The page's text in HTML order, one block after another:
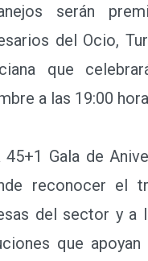
serán
del Ocio,
que
a las 19:00
Gala de
reconocer el
del sector y a
que